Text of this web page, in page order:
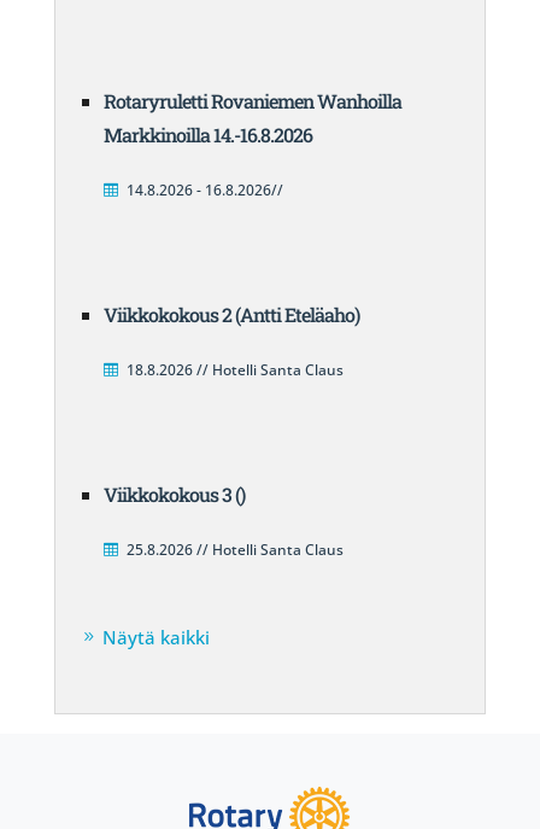
Rotaryruletti Rovaniemen Wanhoilla
Markkinoilla 14.-16.8.2026
14.8.2026 - 16.8.2026//
Viikkokokous 2 (Antti Eteläaho)
18.8.2026 // Hotelli Santa Claus
Viikkokokous 3 ()
25.8.2026 // Hotelli Santa Claus
Näytä kaikki